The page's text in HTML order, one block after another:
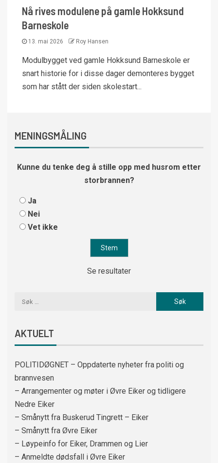
Nå rives modulene på gamle Hokksund
Barneskole
13. mai 2026 Roy Hansen
Modulbygget ved gamle Hokksund Barneskole er
snart historie for i disse dager demonteres bygget
som har stått der siden skolestart...
MENINGSMÅLING
Kunne du tenke deg å stille opp med husrom etter
storbrannen?
Ja
Nei
Vet ikke
Se resultater
AKTUELT
POLITIDØGNET – Oppdaterte nyheter fra politi og
brannvesen
– Arrangementer og møter i Øvre Eiker og tidligere
Nedre Eiker
– Smånytt fra Buskerud Tingrett – Eiker
– Smånytt fra Øvre Eiker
– Løypeinfo for Eiker, Drammen og Lier
– Anmeldte dødsfall i Øvre Eiker